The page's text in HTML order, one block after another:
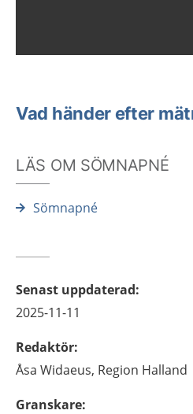
Vad händer efter
LÄS OM SÖMNAPNÉ
Sömnapné
Senast uppdaterad:
2025-11-11
Redaktör:
Åsa Widaeus, Region Halland
Granskare: